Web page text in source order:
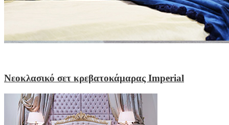
Νεοκλασικό σετ κρεβατοκάμαρας Imperial